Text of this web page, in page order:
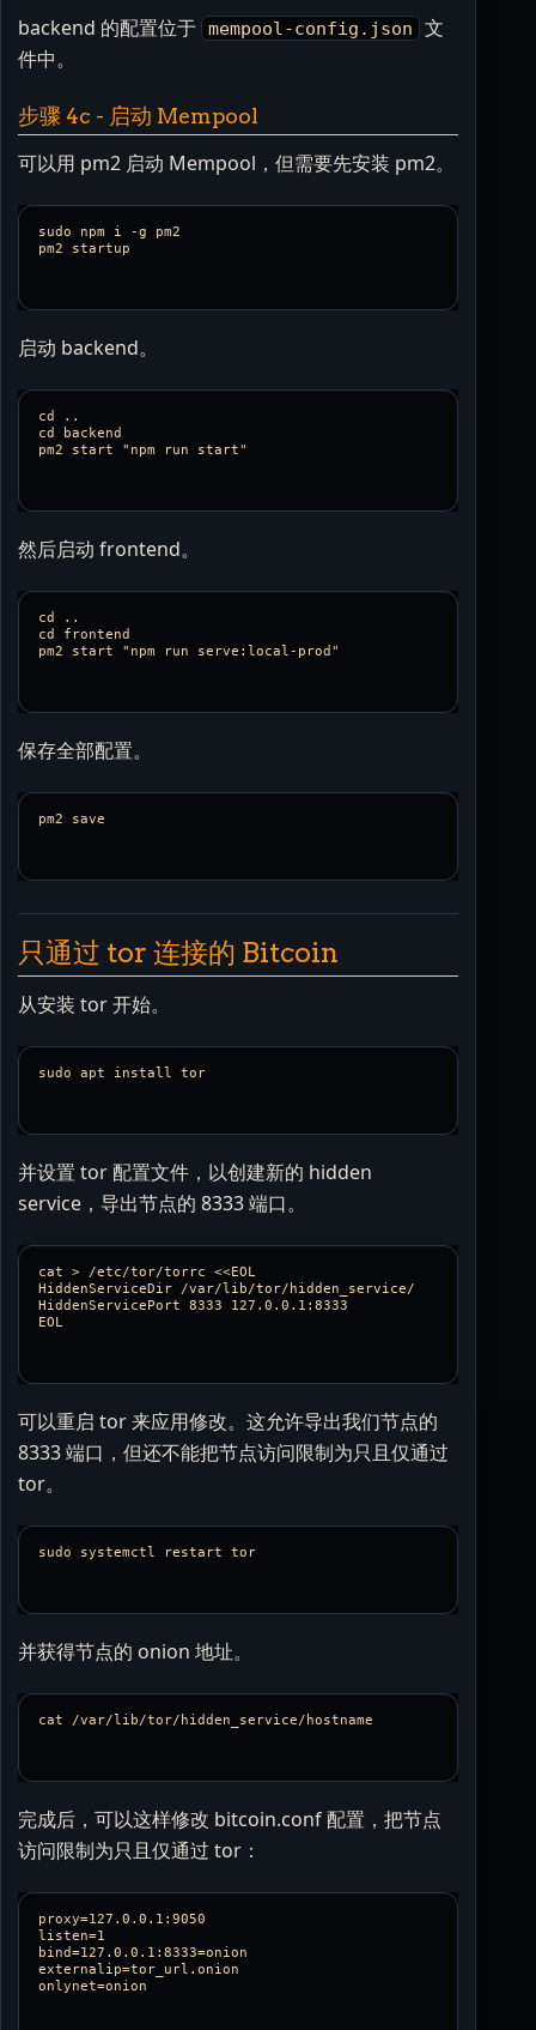
backend 的配置位于 mempool-config.json
文
件中。
步骤 4c - 启动 Mempool
可以用 pm2 启动 Mempool，但需要先安装 pm2。
sudo npm i -g pm2
启动 backend。
cd ..
cd backend
然后启动 frontend。
cd ..
cd frontend
保存全部配置。
只通过 tor 连接的 Bitcoin
从安装 tor 开始。
并设置 tor 配置文件，以创建新的 hidden
service，导出节点的 8333 端口。
cat > /etc/tor/torrc <<EOL
HiddenServiceDir /var/lib/tor/hidden_service/
HiddenServicePort 8333 127.0.0.1:8333
可以重启 tor 来应用修改。这允许导出我们节点的
8333 端口，但还不能把节点访问限制为只且仅通过
tor。
并获得节点的 onion 地址。
完成后，可以这样修改 bitcoin.conf 配置，把节点
访问限制为只且仅通过 tor：
proxy=127.0.0.1:9050
listen=1
bind=127.0.0.1:8333=onion
externalip=tor_url.onion